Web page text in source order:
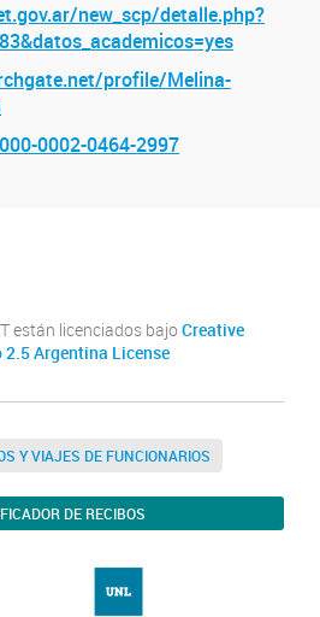
new_scp/detalle.php?
profile/Melina-
0002-0464-2997
están licenciados bajo Creative
Argentina License
Y VIAJES DE FUNCIONARIOS
DE RECIBOS